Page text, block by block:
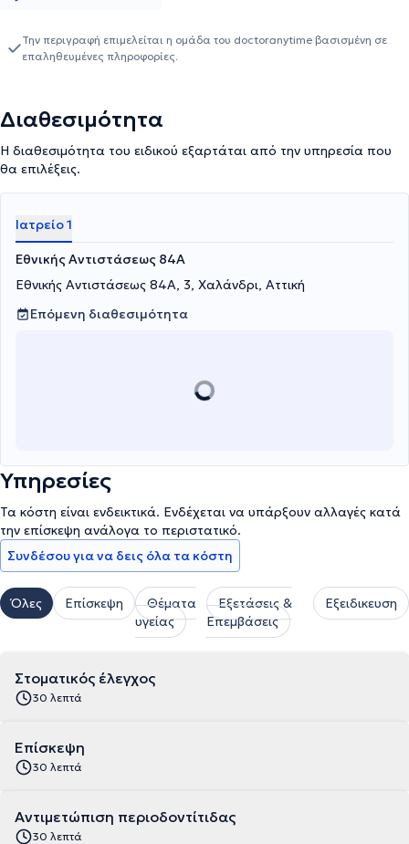
περιστατικών έχοντας πάντα στο επίκεντρο την καλύτερη δυνατή
εξυπηρέτησητων εξατομικευμένων αναγκών κ
υγιεινή. Έχει συγγράψει άρθρα και οδηγούς για την πρόληψη της
περιοδοντικής νόσου, που δημοσιεύονται σε έγκριτα ιατρικά
περιοδικά και ιστοσελίδες υγείας. Επιπλέον, συμμετέχει σε
εκπαιδευτικά προγράμματα και σεμινάρια για επαγγελματίες
υγείας, προάγοντας τη συνεχιζόμενη εκπαίδευση στον τομέα της
Την περιγραφή επιμελείται η ομάδα του doctoranytime βασισμένη σε
επαληθευμένες πληροφορίες.
Διαθεσιμότητα
Η διαθεσιμότητα του ειδικού εξαρτάται από την υπηρεσία που
θα επιλέξεις.
Ιατρείο 1
Εθνικής Αντιστάσεως 84Α
Εθνικής Αντιστάσεως 84Α, 3, Χαλάνδρι, Αττική
Επόμενη διαθεσιμότητα
Υπηρεσίες
Τα κόστη είναι ενδεικτικά. Ενδέχεται να υπάρξουν αλλαγές κατά
την επίσκεψη ανάλογα το περιστατικό.
Συνδέσου για να δεις όλα τα κόστη
Όλες Επίσκεψη
Θέματα
υγείας
Εξετάσεις &
Επεμβάσεις
Εξειδικευση
Στοματικός έλεγχος
30 λεπτά
Επίσκεψη
30 λεπτά
Αντιμετώπιση περιοδοντίτιδας
30 λεπτά